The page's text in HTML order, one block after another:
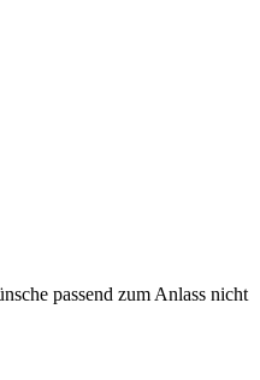
passend zum Anlass nicht